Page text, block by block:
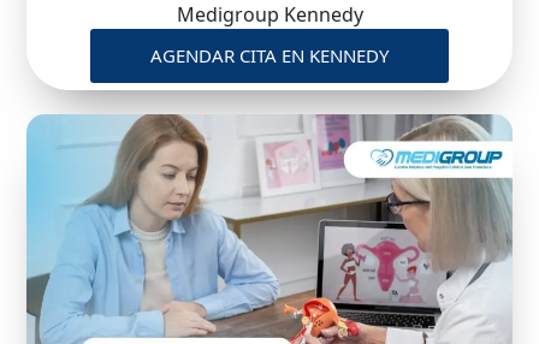
Medigroup Kennedy
AGENDAR CITA EN KENNEDY